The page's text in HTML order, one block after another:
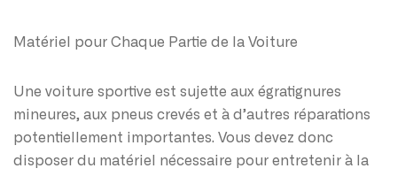
Matériel pour Chaque Partie de la Voiture
Une voiture sportive est sujette aux égratignures
mineures, aux pneus crevés et à d’autres réparations
potentiellement importantes. Vous devez donc
disposer du matériel nécessaire pour entretenir à la